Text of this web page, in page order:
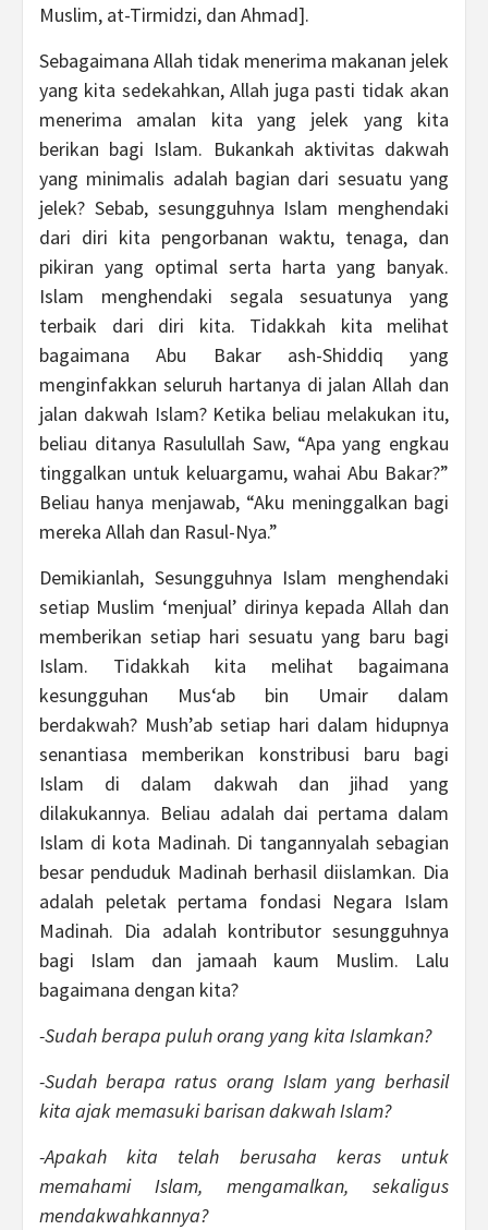
Muslim, at-Tirmidzi, dan Ahmad].
Sebagaimana Allah tidak menerima makanan jelek
yang kita sedekahkan, Allah juga pasti tidak akan
menerima amalan kita yang jelek yang kita
berikan bagi Islam. Bukankah aktivitas dakwah
yang minimalis adalah bagian dari sesuatu yang
jelek? Sebab, sesungguhnya Islam menghendaki
dari diri kita pengorbanan waktu, tenaga, dan
pikiran yang optimal serta harta yang banyak.
Islam menghendaki segala sesuatunya yang
terbaik dari diri kita. Tidakkah kita melihat
bagaimana Abu Bakar ash-Shiddiq yang
menginfakkan seluruh hartanya di jalan Allah dan
jalan dakwah Islam? Ketika beliau melakukan itu,
beliau ditanya Rasulullah Saw, “Apa yang engkau
tinggalkan untuk keluargamu, wahai Abu Bakar?”
Beliau hanya menjawab, “Aku meninggalkan bagi
mereka Allah dan Rasul-Nya.”
Demikianlah, Sesungguhnya Islam menghendaki
setiap Muslim ‘menjual’ dirinya kepada Allah dan
memberikan setiap hari sesuatu yang baru bagi
Islam. Tidakkah kita melihat bagaimana
kesungguhan Mus‘ab bin Umair dalam
berdakwah? Mush’ab setiap hari dalam hidupnya
senantiasa memberikan konstribusi baru bagi
Islam di dalam dakwah dan jihad yang
dilakukannya. Beliau adalah dai pertama dalam
Islam di kota Madinah. Di tangannyalah sebagian
besar penduduk Madinah berhasil diislamkan. Dia
adalah peletak pertama fondasi Negara Islam
Madinah. Dia adalah kontributor sesungguhnya
bagi Islam dan jamaah kaum Muslim. Lalu
bagaimana dengan kita?
-Sudah berapa puluh orang yang kita Islamkan?
-Sudah berapa ratus orang Islam yang berhasil
kita ajak memasuki barisan dakwah Islam?
-Apakah kita telah berusaha keras untuk
memahami Islam, mengamalkan, sekaligus
mendakwahkannya?